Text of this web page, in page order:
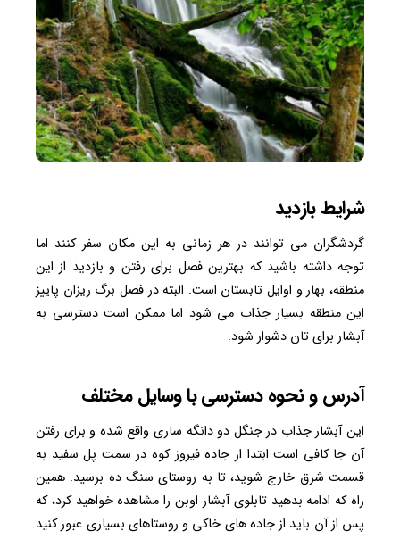
شرایط بازدید
گردشگران می توانند در هر زمانی به این مکان سفر کنند اما
توجه داشته باشید که بهترین فصل برای رفتن و بازدید از این
منطقه، بهار و اوایل تابستان است. البته در فصل برگ ریزان پاییز
این منطقه بسیار جذاب می شود اما ممکن است دسترسی به
آبشار برای تان دشوار شود.
آدرس و نحوه دسترسی با وسایل مختلف
این آبشار جذاب در جنگل دو دانگه ساری واقع شده و برای رفتن
آن جا کافی است ابتدا از جاده فیروز کوه در سمت پل سفید به
قسمت شرق خارج شوید، تا به روستای سنگ ده برسید. همین
راه که ادامه بدهید تابلوی آبشار اوبن را مشاهده خواهید کرد، که
پس از آن باید از جاده های خاکی و روستاهای بسیاری عبور کنید